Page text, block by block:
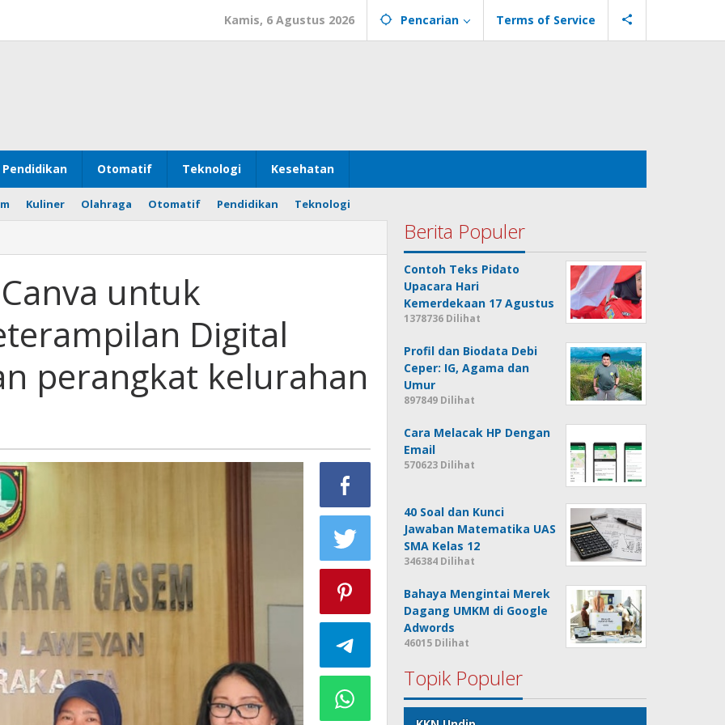
Kamis, 6 Agustus 2026 Pencarian Terms of Service
Pendidikan Otomatif Teknologi Kesehatan
Kuliner Olahraga Otomatif Pendidikan Teknologi
untuk
Digital
perangkat kelurahan
Berita Populer
Contoh Teks Pidato
Upacara Hari
Kemerdekaan 17 Agustus
1378736 Dilihat
Profil dan Biodata Debi
Ceper: IG, Agama dan
Umur
897849 Dilihat
Cara Melacak HP Dengan
Email
570623 Dilihat
40 Soal dan Kunci
Jawaban Matematika UAS
SMA Kelas 12
346384 Dilihat
Bahaya Mengintai Merek
Dagang UMKM di Google
Adwords
46015 Dilihat
Topik Populer